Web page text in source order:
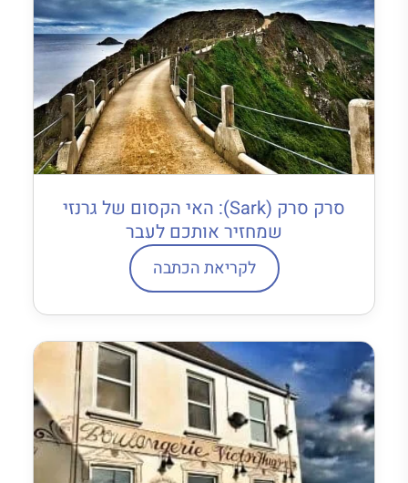
סרק סרק (Sark): האי הקסום של גרנזי
שמחזיר אותכם לעבר
לקריאת הכתבה